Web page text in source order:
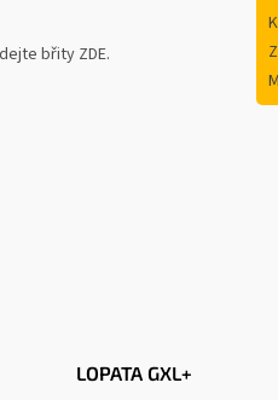
břity ZDE.
LOPATA GXL+